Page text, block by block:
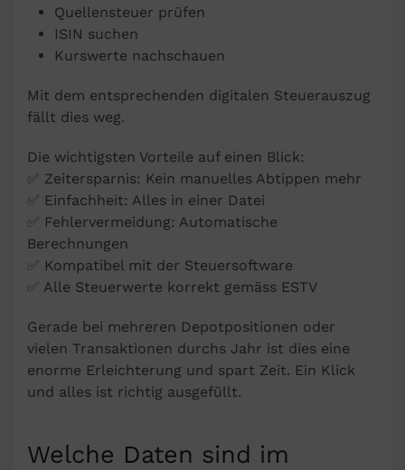
Quellensteuer prüfen
ISIN suchen
Kurswerte nachschauen
Mit dem entsprechenden digitalen Steuerauszug
fällt dies weg.
Die wichtigsten Vorteile auf einen Blick:
✅ Zeitersparnis: Kein manuelles Abtippen mehr
✅ Einfachheit: Alles in einer Datei
✅ Fehlervermeidung: Automatische
Berechnungen
✅ Kompatibel mit der Steuersoftware
✅ Alle Steuerwerte korrekt gemäss ESTV
Gerade bei mehreren Depotpositionen oder
vielen Transaktionen durchs Jahr ist dies eine
enorme Erleichterung und spart Zeit. Ein Klick
und alles ist richtig ausgefüllt.
Welche Daten sind im